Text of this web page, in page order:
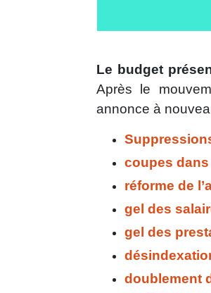
Le budget
Après le
annonce à
coupes
réforme de
gel des
gel des
doublement